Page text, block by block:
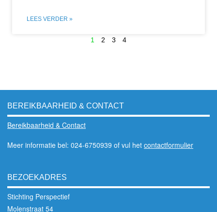
LEES VERDER »
1 2 3 4
BEREIKBAARHEID & CONTACT
Bereikbaarheid & Contact
Meer informatie bel: 024-6750939 of vul het contactformulier
BEZOEKADRES
Stichting Perspectief
Molenstraat 54